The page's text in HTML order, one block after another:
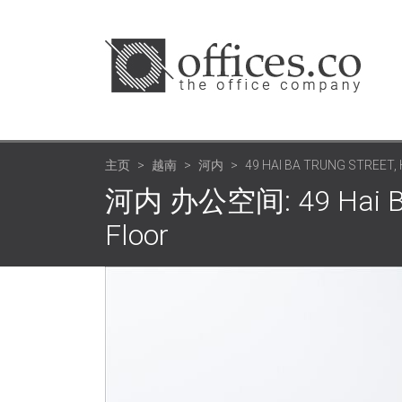
主页 越南 河内 49 HAI BA TRUNG STREET,
河内 办公空间: 49 Hai
Floor